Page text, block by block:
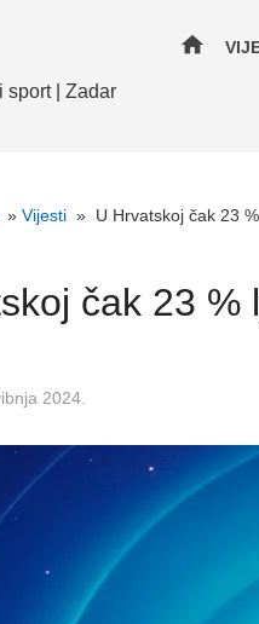
sport | Zadar
home
» Vijesti » U Hrvatskoj čak 23
čak 23
2024.